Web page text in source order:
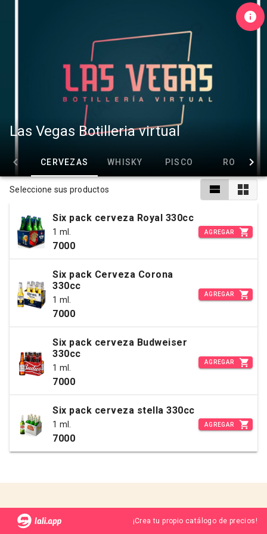
Las Vegas Botilleria virtual
CERVEZAS WHISKY PISCO RON
Seleccione sus productos
Six pack cerveza Royal 330cc
1 ml.
7000
AGREGAR
Six pack Cerveza Corona
330cc
1 ml.
7000
AGREGAR
Six pack cerveza Budweiser
330cc
1 ml.
7000
AGREGAR
Six pack cerveza stella 330cc
1 ml.
7000
AGREGAR
¡Crea tu propio catálogo de precios!